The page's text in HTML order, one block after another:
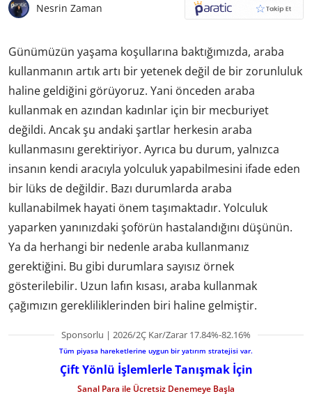
Nesrin Zaman
Günümüzün yaşama koşullarına baktığımızda, araba
kullanmanın artık artı bir yetenek değil de bir zorunluluk
haline geldiğini görüyoruz. Yani önceden araba
kullanmak en azından kadınlar için bir mecburiyet
değildi. Ancak şu andaki şartlar herkesin araba
kullanmasını gerektiriyor. Ayrıca bu durum, yalnızca
insanın kendi aracıyla yolculuk yapabilmesini ifade eden
bir lüks de değildir. Bazı durumlarda araba
kullanabilmek hayati önem taşımaktadır. Yolculuk
yaparken yanınızdaki şoförün hastalandığını düşünün.
Ya da herhangi bir nedenle araba kullanmanız
gerektiğini. Bu gibi durumlara sayısız örnek
gösterilebilir. Uzun lafın kısası, araba kullanmak
çağımızın gerekliliklerinden biri haline gelmiştir.
Sponsorlu | 2026/2Ç Kar/Zarar 17.84%-82.16%
Tüm piyasa hareketlerine uygun bir yatırım stratejisi var.
Çift Yönlü İşlemlerle Tanışmak İçin
Sanal Para ile Ücretsiz Denemeye Başla